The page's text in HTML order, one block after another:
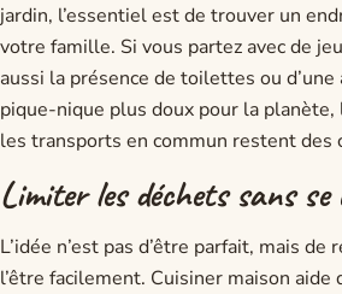
jardin, l’essentiel est de trouver un
votre famille. Si vous partez avec de
aussi la présence de toilettes ou
pique-nique plus doux pour la planète,
les transports en commun restent des
Limiter les déchets sans se
L’idée n’est pas d’être parfait, mais
l’être facilement. Cuisiner maison aide